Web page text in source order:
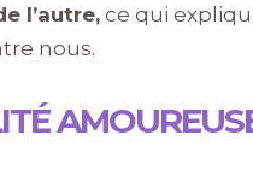
l’autre, ce qui
nous.